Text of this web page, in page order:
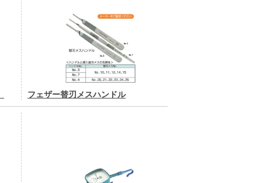
フェザー替刃メスハンドル